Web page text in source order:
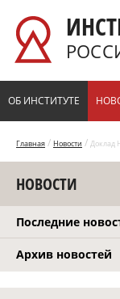
ОБ ИНСТИТУТЕ
Главная / Новости / Доклад
НОВОСТИ
Последние
Архив новостей